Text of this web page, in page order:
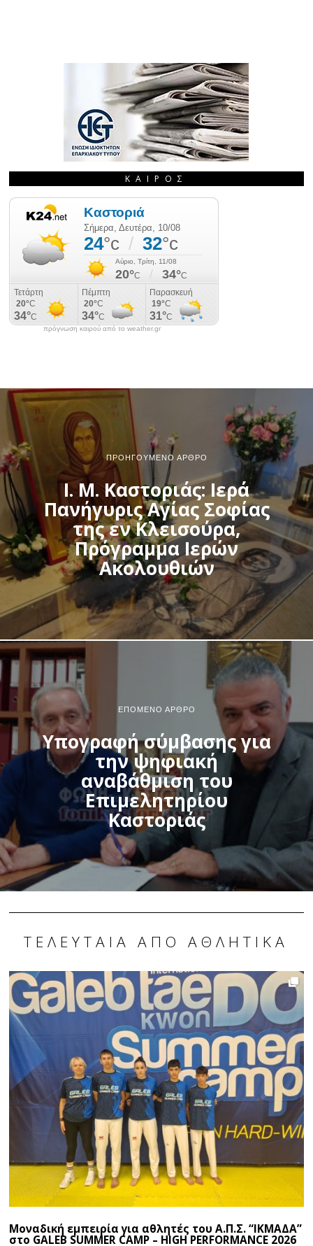
ΚΑΙΡΌΣ
πρόγνωση καιρού από το weather.gr
ΠΡΟΗΓΟΎΜΕΝΟ ΆΡΘΡΟ
Ι. Μ. Καστοριάς: Ιερά
Πανήγυρις Αγίας Σοφίας
της εν Κλεισούρα,
Πρόγραμμα Ιερών
Ακολουθιών
ΕΠΌΜΕΝΟ ΆΡΘΡΟ
Υπογραφή σύμβασης για
την ψηφιακή
αναβάθμιση του
Επιμελητηρίου
Καστοριάς
ΤΕΛΕΥΤΑΊΑ ΑΠΌ ΑΘΛΗΤΙΚΆ
Μοναδική εμπειρία για αθλητές του Α.Π.Σ. “ΙΚΜΑΔΑ”
στο GALEB SUMMER CAMP – HIGH PERFORMANCE 2026